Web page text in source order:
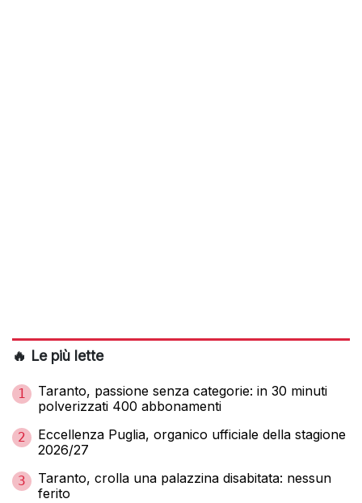
🔥 Le più lette
1
Taranto, passione senza categorie: in 30 minuti
polverizzati 400 abbonamenti
2
Eccellenza Puglia, organico ufficiale della stagione
2026/27
3
Taranto, crolla una palazzina disabitata: nessun
ferito